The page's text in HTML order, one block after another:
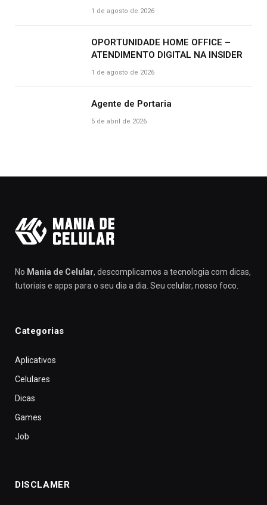
CLIENTE | R$ 2.500
1 de agosto de 2026
OPORTUNIDADE HOME OFFICE –
ATENDIMENTO DIGITAL NA INSIDER
1 de agosto de 2026
Agente de Portaria
5 de abril de 2026
No Mania de Celular, descomplicamos a tecnologia com dicas,
tutoriais e apps para o seu dia a dia. Seu celular, nosso foco.
Categorias
Aplicativos
Celulares
Dicas
Games
Job
DISCLAMER